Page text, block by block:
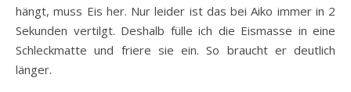
hängt, muss Eis her. Nur leider ist das bei Aiko immer in 2
Sekunden vertilgt. Deshalb fülle ich die Eismasse in eine
Schleckmatte und friere sie ein. So braucht er deutlich
länger.